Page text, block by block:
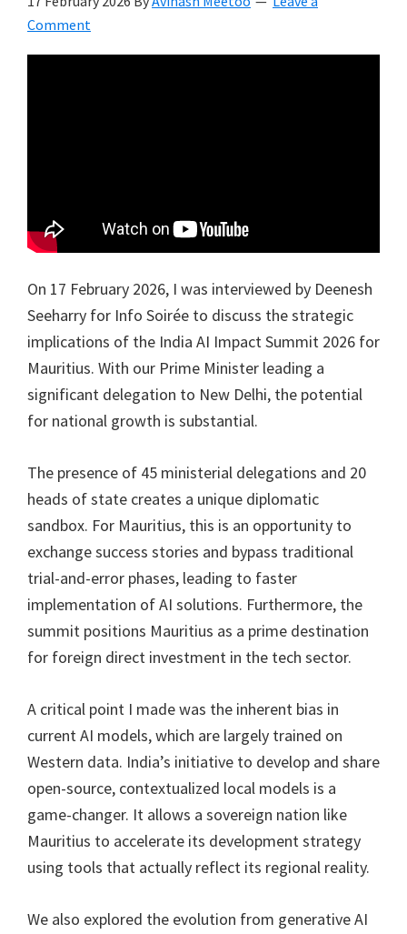
Comment
On 17 February 2026, I was interviewed by Deenesh
Seeharry for Info Soirée to discuss the strategic
implications of the India AI Impact Summit 2026 for
Mauritius. With our Prime Minister leading a
significant delegation to New Delhi, the potential
for national growth is substantial.
The presence of 45 ministerial delegations and 20
heads of state creates a unique diplomatic
sandbox. For Mauritius, this is an opportunity to
exchange success stories and bypass traditional
trial-and-error phases, leading to faster
implementation of AI solutions. Furthermore, the
summit positions Mauritius as a prime destination
for foreign direct investment in the tech sector.
A critical point I made was the inherent bias in
current AI models, which are largely trained on
Western data. India’s initiative to develop and share
open-source, contextualized local models is a
game-changer. It allows a sovereign nation like
Mauritius to accelerate its development strategy
using tools that actually reflect its regional reality.
We also explored the evolution from generative AI